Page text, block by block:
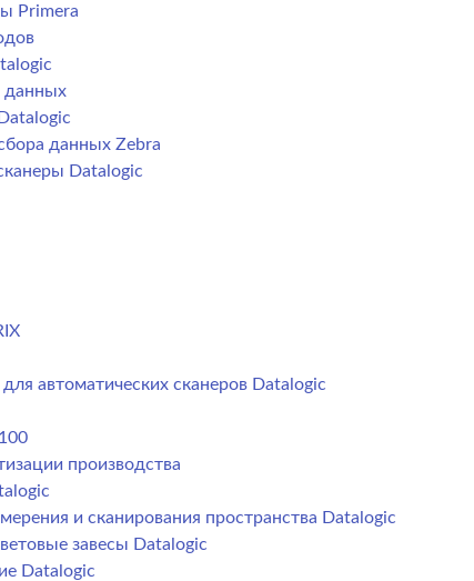
Primera
данных
данных Zebra
Datalogic
автоматических сканеров Datalogic
производства
и сканирования пространства Datalogic
завесы Datalogic
Datalogic